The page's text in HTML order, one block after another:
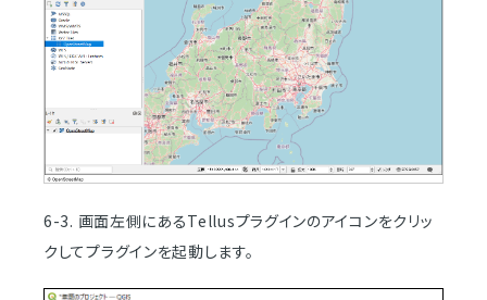
6-3. 画面左側にあるTellusプラグインのアイコンをクリッ
クしてプラグインを起動します。